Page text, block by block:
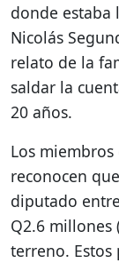
donde estaba
Nicolás
relato de la
saldar la
20 años.
Los
reconocen
diputado
Q2.6 millones
terreno.